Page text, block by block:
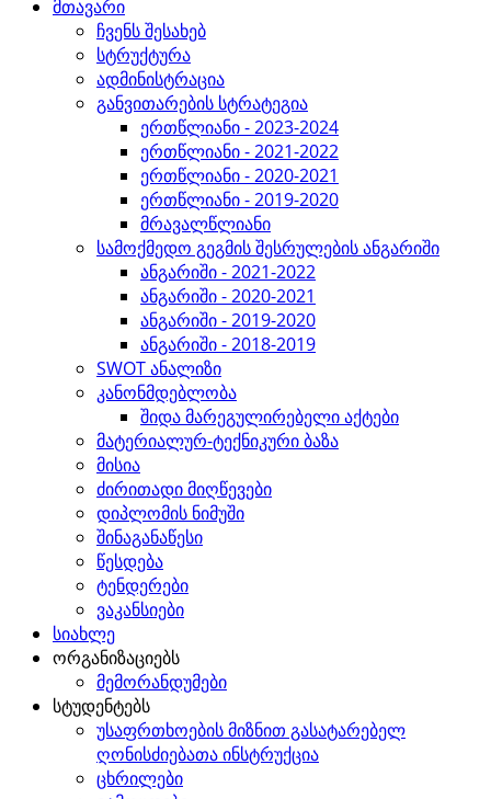
მთავარი
ჩვენს შესახებ
სტრუქტურა
ადმინისტრაცია
განვითარების სტრატეგია
ერთწლიანი - 2023-2024
ერთწლიანი - 2021-2022
ერთწლიანი - 2020-2021
ერთწლიანი - 2019-2020
მრავალწლიანი
სამოქმედო გეგმის შესრულების ანგარიში
ანგარიში - 2021-2022
ანგარიში - 2020-2021
ანგარიში - 2019-2020
ანგარიში - 2018-2019
SWOT ანალიზი
კანონმდებლობა
შიდა მარეგულირებელი აქტები
მატერიალურ-ტექნიკური ბაზა
მისია
ძირითადი მიღწევები
დიპლომის ნიმუში
შინაგანაწესი
წესდება
ტენდერები
ვაკანსიები
სიახლე
ორგანიზაციებს
მემორანდუმები
სტუდენტებს
უსაფრთხოების მიზნით გასატარებელ
ღონისძიებათა ინსტრუქცია
ცხრილები